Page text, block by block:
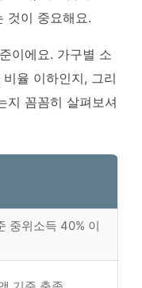
것이 중요해요.
이에요. 가구별 소
율 이하인지, 그리
지 꼼꼼히 살펴보셔
중위소득 40% 이